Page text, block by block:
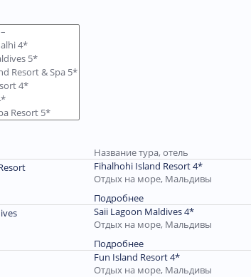
Название тура, отель
Fihalhohi Island Resort 4*
Отдых на море, Мальдивы
Подробнее
Saii Lagoon Maldives 4*
Отдых на море, Мальдивы
Подробнее
Fun Island Resort 4*
Отдых на море, Мальдивы